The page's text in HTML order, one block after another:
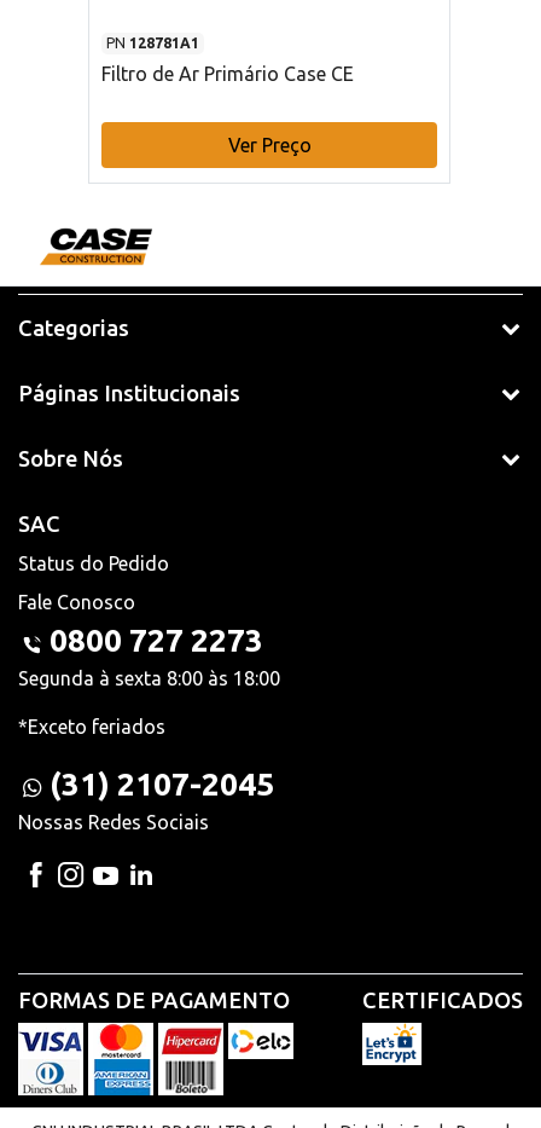
PN 128781A1
Filtro de Ar Primário Case CE
Ver Preço
Categorias
Páginas Institucionais
Sobre Nós
SAC
Status do Pedido
Fale Conosco
0800 727 2273
Segunda à sexta 8:00 às 18:00
*Exceto feriados
(31) 2107-2045
Nossas Redes Sociais
FORMAS DE PAGAMENTO CERTIFICADOS